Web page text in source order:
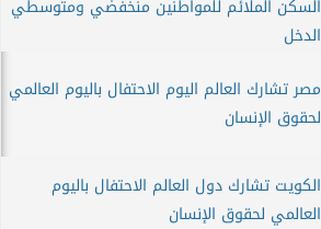
السكن الملائم للمواطنين منخفضي ومتوسطي
الدخل
مصر تشارك العالم اليوم الاحتفال باليوم العالمي
لحقوق الإنسان
الكويت تشارك دول العالم الاحتفال باليوم
العالمي لحقوق الإنسان